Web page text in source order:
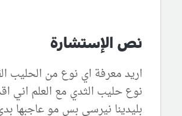
نص الإستشارة
اريد معرفة اي نوع من الحليب
نوع حليب الثدي مع العلم اني
بليدينا نيرسي بس مو عاجبها